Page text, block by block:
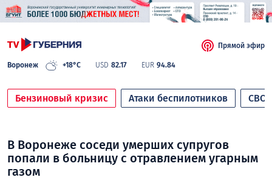
Воронеж +18°C USD 82.17 EUR 94.84
Прямой эфир
Бензиновый кризис Атаки беспилотников СВО
В Воронеже соседи умерших супругов
попали в больницу с отравлением угарным
газом